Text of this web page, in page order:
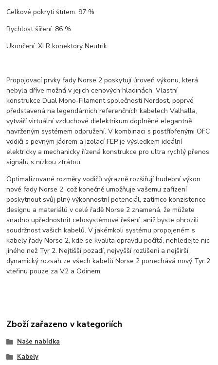
Celkové pokrytí štítem: 97 %
Rychlost šíření: 86 %
Ukončení: XLR konektory Neutrik
Propojovací prvky řady Norse 2 poskytují úroveň výkonu, která
nebyla dříve možná v jejich cenových hladinách. Vlastní
konstrukce Dual Mono-Filament společnosti Nordost, poprvé
představená na legendárních referenčních kabelech Valhalla,
vytváří virtuální vzduchové dielektrikum doplněné elegantně
navrženým systémem odpružení. V kombinaci s postříbřenými OFC
vodiči s pevným jádrem a izolací FEP je výsledkem ideální
elektricky a mechanicky řízená konstrukce pro ultra rychlý přenos
signálu s nízkou ztrátou.
Optimalizované rozměry vodičů výrazně rozšiřují hudební výkon
nové řady Norse 2, což konečně umožňuje vašemu zařízení
poskytnout svůj plný výkonnostní potenciál, zatímco konzistence
designu a materiálů v celé řadě Norse 2 znamená, že můžete
snadno upřednostnit celosystémové řešení. aniž byste ohrozili
soudržnost vašich kabelů. V jakémkoli systému propojeném s
kabely řady Norse 2, kde se kvalita opravdu počítá, nehledejte nic
jiného než Tyr 2. Nejtišší pozadí, nejvyšší rozlišení a nejširší
dynamický rozsah ze všech kabelů Norse 2 ponechává nový Tyr 2
vteřinu pouze za V2 a Odinem.
Zboží zařazeno v kategoriích
Naše nabídka
Kabely